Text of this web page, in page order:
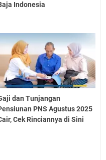
Indonesia
dan Tunjangan
PNS Agustus 2025
Cek Rinciannya di Sini